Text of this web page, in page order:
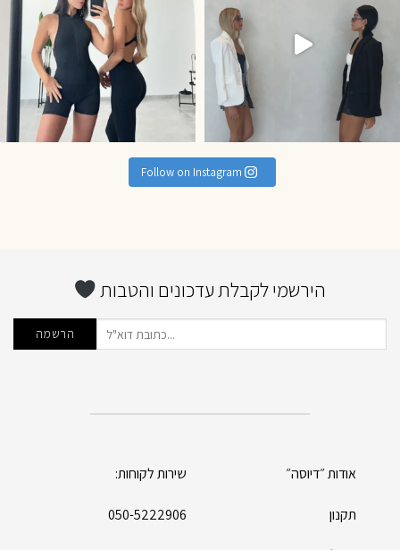
Follow on Instagram
הירשמי לקבלת עדכונים והטבות
אודות ״דיוסה״
תקנון
שירות לקוחות:
050-5222906